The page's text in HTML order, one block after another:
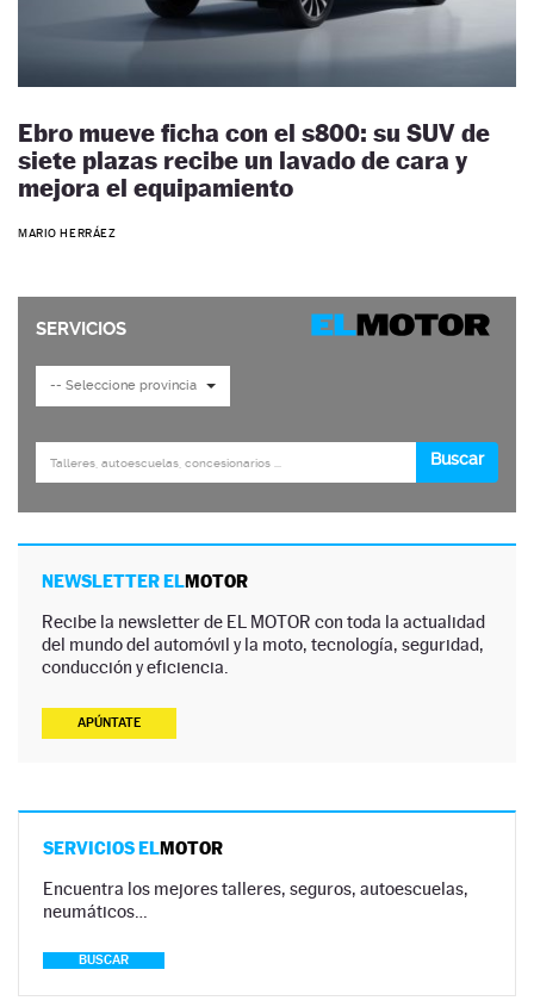
Ebro mueve ficha con el s800: su SUV de
siete plazas recibe un lavado de cara y
mejora el equipamiento
MARIO HERRÁEZ
NEWSLETTER ELMOTOR
Recibe la newsletter de EL MOTOR con toda la actualidad
del mundo del automóvil y la moto, tecnología, seguridad,
conducción y eficiencia.
APÚNTATE
SERVICIOS ELMOTOR
Encuentra los mejores talleres, seguros, autoescuelas,
neumáticos…
BUSCAR